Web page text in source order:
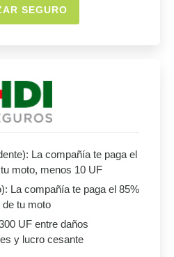
SEGURO
La compañía te paga el
moto, menos 10 UF
La compañía te paga el 85%
tu moto
UF entre daños
y lucro cesante